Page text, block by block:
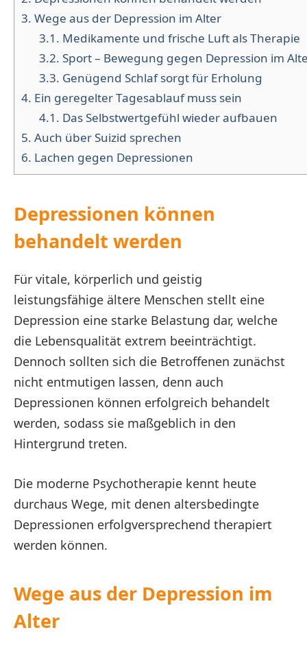
3. Wege aus der Depression im Alter
3.1. Medikamente und frische Luft als Therapie
3.2. Sport – Bewegung gegen Depression im
3.3. Genügend Schlaf sorgt für Erholung
4. Ein geregelter Tagesablauf muss sein
4.1. Das Selbstwertgefühl wieder aufbauen
5. Auch über Suizid sprechen
6. Lachen gegen Depressionen
Depressionen können
behandelt werden
Für vitale, körperlich und geistig
leistungsfähige ältere Menschen stellt eine
Depression eine starke Belastung dar, welche
die Lebensqualität extrem beeinträchtigt.
Dennoch sollten sich die Betroffenen zunächst
nicht entmutigen lassen, denn auch
Depressionen können erfolgreich behandelt
werden, sodass sie maßgeblich in den
Hintergrund treten.
Die moderne Psychotherapie kennt heute
durchaus Wege, mit denen altersbedingte
Depressionen erfolgversprechend therapiert
werden können.
Wege aus der Depression im
Alter